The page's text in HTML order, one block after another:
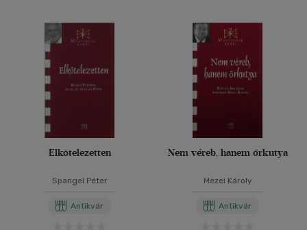
Elkötelezetten
Spangel Péter
Antikvár
Nem véreb, hanem őrkutya
Mezei Károly
Antikvár